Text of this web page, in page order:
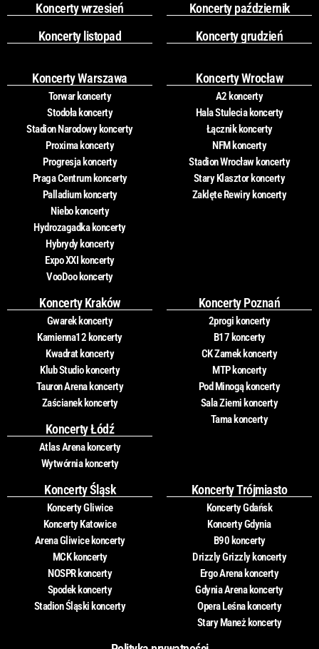
Koncerty wrzesień
Koncerty październik
Koncerty listopad
Koncerty grudzień
Koncerty Warszawa
Torwar koncerty
Stodoła koncerty
Stadion Narodowy koncerty
Proxima koncerty
Progresja koncerty
Praga Centrum koncerty
Palladium koncerty
Niebo koncerty
Hydrozagadka koncerty
Hybrydy koncerty
Expo XXI koncerty
VooDoo koncerty
Koncerty Wrocław
A2 koncerty
Hala Stulecia koncerty
Łącznik koncerty
NFM koncerty
Stadion Wrocław koncerty
Stary Klasztor koncerty
Zaklęte Rewiry koncerty
Koncerty Kraków
Gwarek koncerty
Kamienna12 koncerty
Kwadrat koncerty
Klub Studio koncerty
Tauron Arena koncerty
Zaścianek koncerty
Koncerty Łódź
Atlas Arena koncerty
Wytwórnia koncerty
Koncerty Poznań
2progi koncerty
B17 koncerty
CK Zamek koncerty
MTP koncerty
Pod Minogą koncerty
Sala Ziemi koncerty
Tama koncerty
Koncerty Śląsk
Koncerty Gliwice
Koncerty Katowice
Arena Gliwice koncerty
MCK koncerty
NOSPR koncerty
Spodek koncerty
Stadion Śląski koncerty
Koncerty Trójmiasto
Koncerty Gdańsk
Koncerty Gdynia
B90 koncerty
Drizzly Grizzly koncerty
Ergo Arena koncerty
Gdynia Arena koncerty
Opera Leśna koncerty
Stary Maneż koncerty